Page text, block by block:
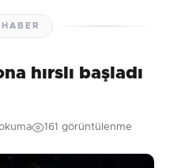
0/2000
İlk yorumu siz yapın!
hırslı başladı
161 görüntülenme